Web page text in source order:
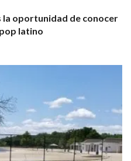
la oportunidad de conocer
latino